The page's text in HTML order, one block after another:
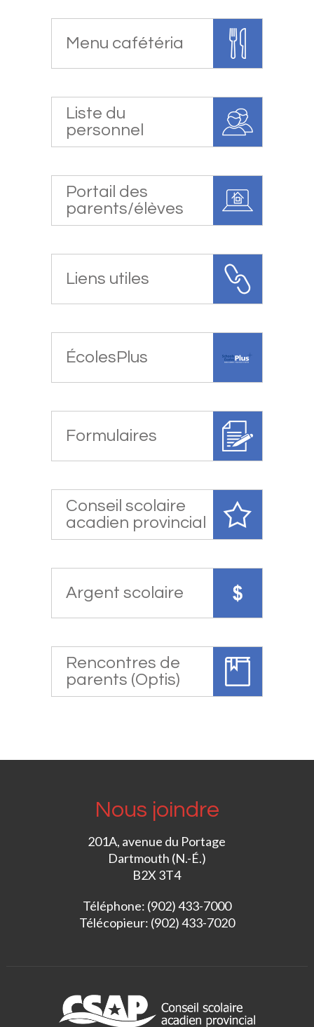
Menu cafétéria
Liste du
personnel
Portail des
parents/élèves
Liens utiles
ÉcolesPlus
Formulaires
Conseil scolaire
acadien provincial
Argent scolaire
Rencontres de
parents (Optis)
Nous joindre
201A, avenue du Portage
Dartmouth (N.-É.)
B2X 3T4
Téléphone: (902) 433-7000
Télécopieur: (902) 433-7020